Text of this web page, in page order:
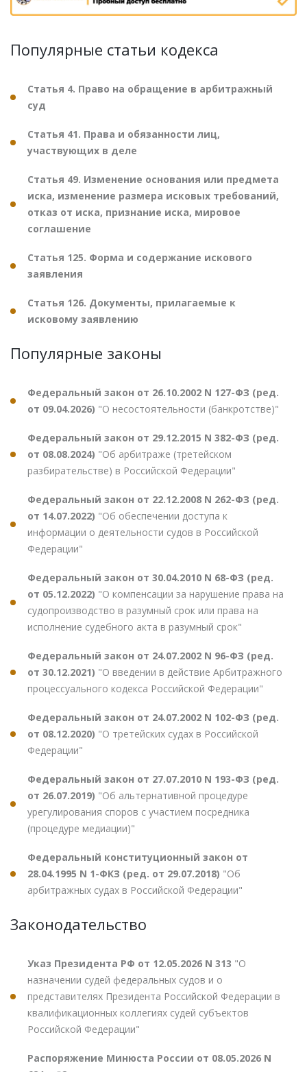
Популярные статьи кодекса
Статья 4. Право на обращение в арбитражный
суд
Статья 41. Права и обязанности лиц,
участвующих в деле
Статья 49. Изменение основания или предмета
иска, изменение размера исковых требований,
отказ от иска, признание иска, мировое
соглашение
Статья 125. Форма и содержание искового
заявления
Статья 126. Документы, прилагаемые к
исковому заявлению
Популярные законы
Федеральный закон от 26.10.2002 N 127-ФЗ (ред.
от 09.04.2026) "О несостоятельности (банкротстве)"
Федеральный закон от 29.12.2015 N 382-ФЗ (ред.
от 08.08.2024) "Об арбитраже (третейском
разбирательстве) в Российской Федерации"
Федеральный закон от 22.12.2008 N 262-ФЗ (ред.
от 14.07.2022) "Об обеспечении доступа к
информации о деятельности судов в Российской
Федерации"
Федеральный закон от 30.04.2010 N 68-ФЗ (ред.
от 05.12.2022) "О компенсации за нарушение права на
судопроизводство в разумный срок или права на
исполнение судебного акта в разумный срок"
Федеральный закон от 24.07.2002 N 96-ФЗ (ред.
от 30.12.2021) "О введении в действие Арбитражного
процессуального кодекса Российской Федерации"
Федеральный закон от 24.07.2002 N 102-ФЗ (ред.
от 08.12.2020) "О третейских судах в Российской
Федерации"
Федеральный закон от 27.07.2010 N 193-ФЗ (ред.
от 26.07.2019) "Об альтернативной процедуре
урегулирования споров с участием посредника
(процедуре медиации)"
Федеральный конституционный закон от
28.04.1995 N 1-ФКЗ (ред. от 29.07.2018) "Об
арбитражных судах в Российской Федерации"
Законодательство
Указ Президента РФ от 12.05.2026 N 313 "О
назначении судей федеральных судов и о
представителях Президента Российской Федерации в
квалификационных коллегиях судей субъектов
Российской Федерации"
Распоряжение Минюста России от 08.05.2026 N